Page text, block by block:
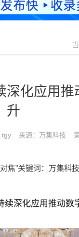
化应用
升
tgy 来源：万集科技
焦”关键词：万集科技
深化应用推动数